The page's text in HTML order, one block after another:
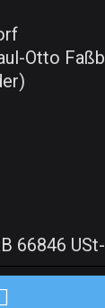
Otto
66846